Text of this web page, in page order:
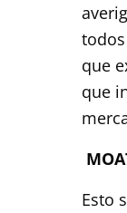
que
que
Esto